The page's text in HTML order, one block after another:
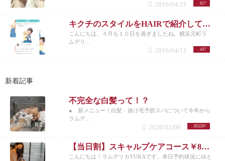
627
2016/04/21
キクチのスタイルをHAIRで紹介して頂きました！|横浜元町美容室ラムデリカ/キクチ
こんにちは。４月も１０日を過ぎましたね。横浜元町ラ
ムデリ...
437
2016/04/11
新着記事
不完全な白髪って！？
● 新メニュー！白髪・抜け毛予防スパについて今年から
ラムデ...
852297
2026/02/08
【当日割】スキャルプケアコース￥8200
こんにちは！ラムデリカYUKAです。本日予約状況にゆと